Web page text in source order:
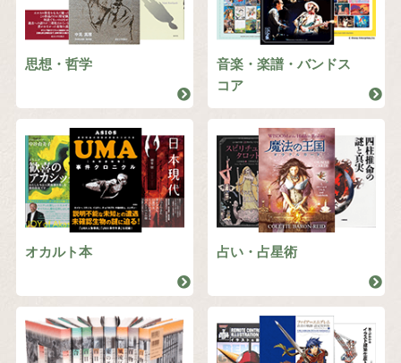
思想・哲学
音楽・楽譜・バンドス
コア
オカルト本 占い・占星術